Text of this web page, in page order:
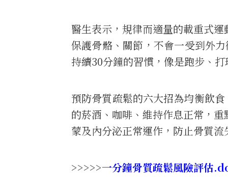
醫生表示，規律而適量的載重式
保護骨骼、關節，不會一受到外
持續30分鐘的習慣，像是跑步、
預防骨質疏鬆的六大招為均衡飲
的菸酒、咖啡、維持作息正常，
蒙及內分泌正常運作，防止骨質流
>>>>>一分鐘骨質疏鬆風險評估